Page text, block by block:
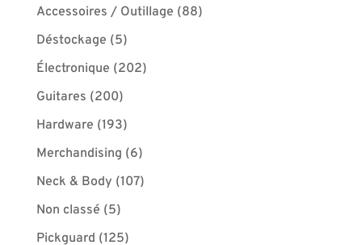
Accessoires / Outillage (88)
Déstockage (5)
Électronique (202)
Guitares (200)
Hardware (193)
Merchandising (6)
Neck & Body (107)
Non classé (5)
Pickguard (125)